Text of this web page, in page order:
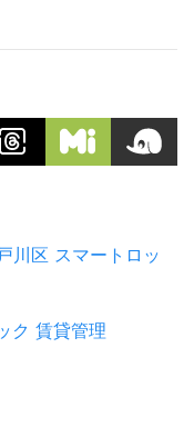
川区 スマートロッ
ク 賃貸管理